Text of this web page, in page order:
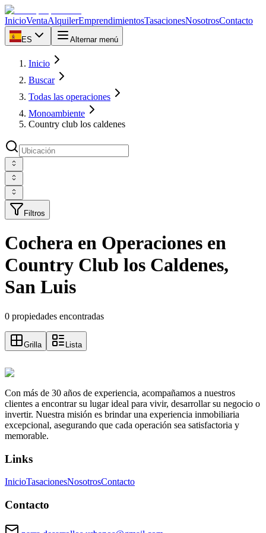
InicioVentaAlquilerEmprendimientosTasacionesNosotrosContacto
ES Alternar menú
Inicio
Buscar
Todas las operaciones
Monoambiente
Country club los caldenes
Filtros
Cochera en Operaciones en
Country Club los Caldenes,
San Luis
0 propiedades encontradas
Grilla Lista
Con más de 30 años de experiencia, acompañamos a nuestros
clientes a encontrar su lugar ideal para vivir, desarrollar su negocio o
invertir. Nuestra misión es brindar una experiencia inmobiliaria
excepcional, asegurando que cada operación sea satisfactoria y
memorable.
Links
InicioTasacionesNosotrosContacto
Contacto